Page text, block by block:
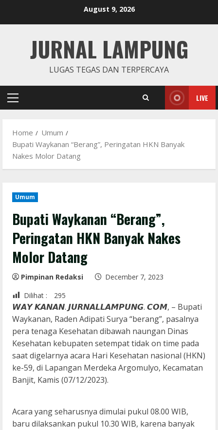
August 9, 2026
JURNAL LAMPUNG
LUGAS TEGAS DAN TERPERCAYA
Primary
LIVE
Home
Umum
Bupati Waykanan “Berang”, Peringatan HKN Banyak
Nakes Molor Datang
Umum
Bupati Waykanan “Berang”,
Peringatan HKN Banyak Nakes
Molor Datang
Pimpinan Redaksi
December 7, 2023
Dilihat :
295
𝙒𝘼𝙔 𝙆𝘼𝙉𝘼𝙉. 𝙅𝙐𝙍𝙉𝘼𝙇𝙇𝘼𝙈𝙋𝙐𝙉𝙂. 𝘾𝙊𝙈, – Bupati
Waykanan, Raden Adipati Surya “berang”, pasalnya
pera tenaga Kesehatan dibawah naungan Dinas
Kesehatan kebupaten setempat tidak on time pada
saat digelarnya acara Hari Kesehatan nasional (HKN)
ke-59, di Lapangan Merdeka Argomulyo, Kecamatan
Banjit, Kamis (07/12/2023).
Acara yang seharusnya dimulai pukul 08.00 WIB,
baru dilaksankan pukul 10.30 WIB, karena banyak